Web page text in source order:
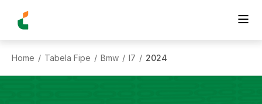
Home / Tabela Fipe / Bmw / I7 / 2024